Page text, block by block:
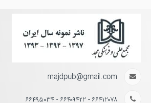
majdpub@gmail.com
۶۶۴۱۲۰۷۸ - ۶۶۴۰۹۴۲۲ - ۶۶۴۹۵۰۳۴